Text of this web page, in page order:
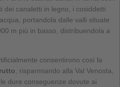
dei canaletti in legno, i cosiddetti
portandola dalle valli situate
m più in basso, distribuendola a
consentirono così la
, risparmiando alla Val Venosta,
le dure conseguenze dovute ai